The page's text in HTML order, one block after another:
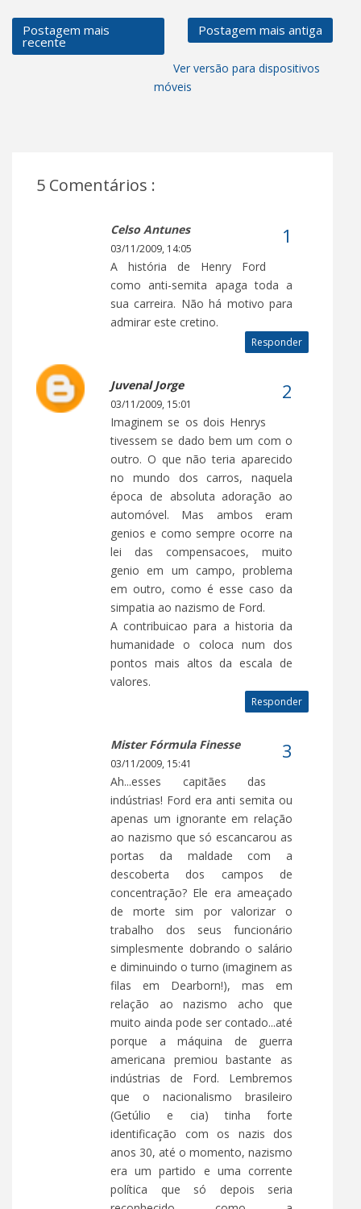
Postagem mais
recente
Postagem mais antiga
Ver versão para dispositivos
móveis
5 Comentários :
Celso Antunes
03/11/2009, 14:05
A história de Henry Ford
como anti-semita apaga toda a
sua carreira. Não há motivo para
admirar este cretino.
Responder
Juvenal Jorge
03/11/2009, 15:01
Imaginem se os dois Henrys
tivessem se dado bem um com o
outro. O que não teria aparecido
no mundo dos carros, naquela
época de absoluta adoração ao
automóvel. Mas ambos eram
genios e como sempre ocorre na
lei das compensacoes, muito
genio em um campo, problema
em outro, como é esse caso da
simpatia ao nazismo de Ford.
A contribuicao para a historia da
humanidade o coloca num dos
pontos mais altos da escala de
valores.
Responder
Mister Fórmula Finesse
03/11/2009, 15:41
Ah...esses capitães das
indústrias! Ford era anti semita ou
apenas um ignorante em relação
ao nazismo que só escancarou as
portas da maldade com a
descoberta dos campos de
concentração? Ele era ameaçado
de morte sim por valorizar o
trabalho dos seus funcionário
simplesmente dobrando o salário
e diminuindo o turno (imaginem as
filas em Dearborn!), mas em
relação ao nazismo acho que
muito ainda pode ser contado...até
porque a máquina de guerra
americana premiou bastante as
indústrias de Ford. Lembremos
que o nacionalismo brasileiro
(Getúlio e cia) tinha forte
identificação com os nazis dos
anos 30, até o momento, nazismo
era um partido e uma corrente
política que só depois seria